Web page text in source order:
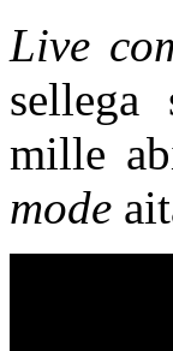
Live
sellega
mille
mode